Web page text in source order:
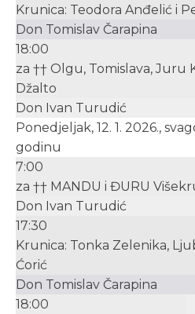
Krunica: Teodora Anđelić i
Don Tomislav Čarapina
18:00
za †† Olgu, Tomislava, Juru
Džalto
Don Ivan Turudić
Ponedjeljak, 12. 1. 2026.,
godinu
7:00
za †† MANDU i ĐURU
Don Ivan Turudić
17:30
Krunica: Tonka Zelenika,
Ćorić
Don Tomislav Čarapina
18:00